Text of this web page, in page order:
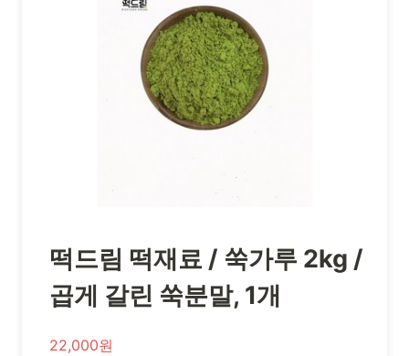
떡드림 떡재료 / 쑥가루 2kg /
곱게 갈린 쑥분말, 1개
22,000원